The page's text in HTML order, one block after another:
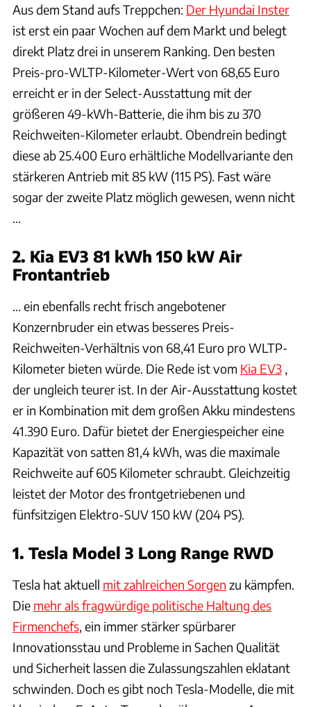
Aus dem Stand aufs Treppchen: Der Hyundai Inster
ist erst ein paar Wochen auf dem Markt und belegt
direkt Platz drei in unserem Ranking. Den besten
Preis-pro-WLTP-Kilometer-Wert von 68,65 Euro
erreicht er in der Select-Ausstattung mit der
größeren 49-kWh-Batterie, die ihm bis zu 370
Reichweiten-Kilometer erlaubt. Obendrein bedingt
diese ab 25.400 Euro erhältliche Modellvariante den
stärkeren Antrieb mit 85 kW (115 PS). Fast wäre
sogar der zweite Platz möglich gewesen, wenn nicht
...
2. Kia EV3 81 kWh 150 kW Air
Frontantrieb
... ein ebenfalls recht frisch angebotener
Konzernbruder ein etwas besseres Preis-
Reichweiten-Verhältnis von 68,41 Euro pro WLTP-
Kilometer bieten würde. Die Rede ist vom Kia EV3 ,
der ungleich teurer ist. In der Air-Ausstattung kostet
er in Kombination mit dem großen Akku mindestens
41.390 Euro. Dafür bietet der Energiespeicher eine
Kapazität von satten 81,4 kWh, was die maximale
Reichweite auf 605 Kilometer schraubt. Gleichzeitig
leistet der Motor des frontgetriebenen und
fünfsitzigen Elektro-SUV 150 kW (204 PS).
1. Tesla Model 3 Long Range RWD
Tesla hat aktuell mit zahlreichen Sorgen zu kämpfen.
Die mehr als fragwürdige politische Haltung des
Firmenchefs, ein immer stärker spürbarer
Innovationsstau und Probleme in Sachen Qualität
und Sicherheit lassen die Zulassungszahlen eklatant
schwinden. Doch es gibt noch Tesla-Modelle, die mit